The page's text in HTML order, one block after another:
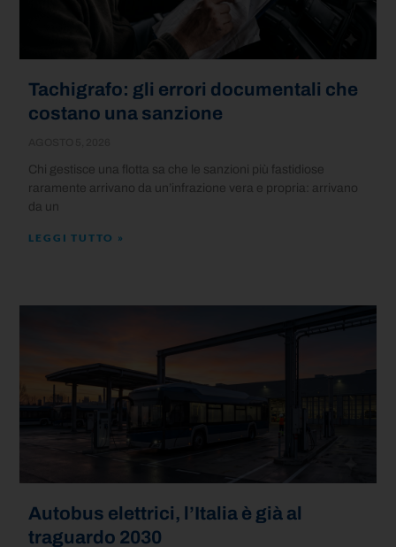
Tachigrafo: gli errori documentali che
costano una sanzione
Chi gestisce una flotta sa che le sanzioni più fastidiose
raramente arrivano da un’infrazione vera e propria: arrivano
da un
LEGGI TUTTO »
Autobus elettrici, l’Italia è già al
traguardo 2030